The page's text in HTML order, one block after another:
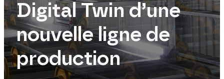
Digital Twin d’une
nouvelle ligne de
production